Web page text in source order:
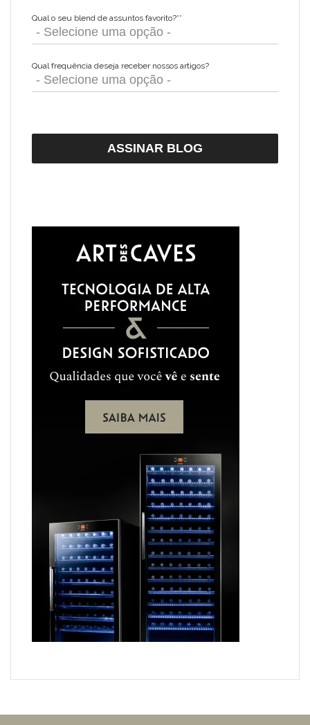
Qual o seu blend de assuntos favorito?**
Qual frequência deseja receber nossos artigos?